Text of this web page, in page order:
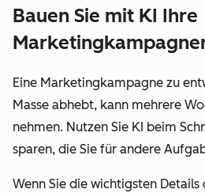
Bauen Sie mit KI Ihre
Eine Marketingkampagne zu
Masse abhebt, kann mehrere
nehmen. Nutzen Sie KI beim
sparen, die Sie für andere
Wenn Sie die wichtigsten